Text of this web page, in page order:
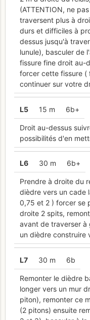
(ATTENTION, ne
traversent plus à
durs et difficiles à
dessus jusqu'à
lunule), basculer de
fissure fine droit au-
forcer cette fissure (
continuer sur votre
L5 15 m 6b+
Droit au-dessus
possibilités d'en
L6 30 m 6b+
Prendre à droite du
dièdre vers un cade
0,75 et 2 ) forcer se
droite 2 spits,
avant de traverser à
un dièdre construire
L7 30 m 6b
Remonter le dièdre
longer vers un mur
piton), remonter ce
(2 pitons) ensuite